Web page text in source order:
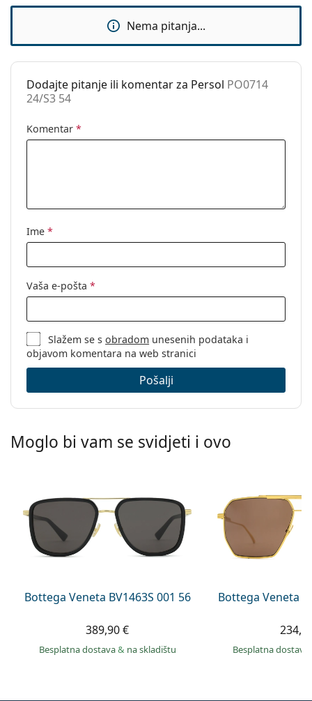
Ne
Nema pitanja...
Dodajte pitanje ili komentar za Persol PO0714
24/S3 54
Komentar *
Ime *
Vaša e-pošta *
Slažem se sobradom unesenih podataka i
objavom komentara na web stranici
Pošalji
Moglo bi vam se svidjeti i ovo
Bottega Veneta BV1463S 001 56
389,90 €
Besplatna dostava& na skladištu
Bottega Veneta
Besplatna dostava